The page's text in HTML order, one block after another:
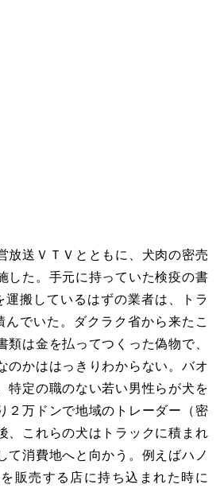
放送ＶＴＶとともに、犬肉の密売
した。手元に持っていた検疫の書
運搬しているはずの業者は、トラ
んでいた。ダクラク省から来たこ
類は金を払ってつくった偽物で、
のかははっきりわからない。バオ
特定の職のない若い男性らが犬を
２万ドンで地域のトレーダー（密
、これらの犬はトラックに積まれ
て消費地へと向かう。例えばハノ
販売する店に持ち込まれた時に